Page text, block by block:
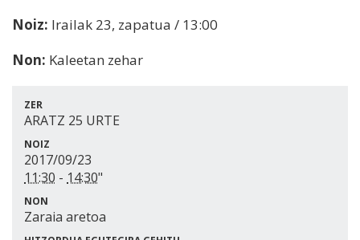
Noiz: Irailak 23, zapatua / 13:00
Non: Kaleetan zehar
ZER
ARATZ 25 URTE
NOIZ
2017/09/23
11:30 - 14:30"
NON
Zaraia aretoa